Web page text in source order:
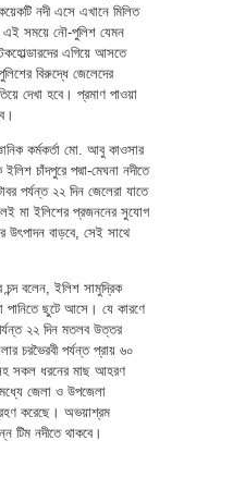
নদী এসে এখানে মিলিত
এই সময়ে নৌ-পুলিশ যেমন
এগিয়ে আসতে
বিরুদ্ধে জেলেদের
দেখা হবে। প্রমাণ পাওয়া
কর্মকর্তা মো. আবু কাওসার
চাঁদপুরে পদ্মা-মেঘনা নদীতে
পর্যন্ত ২২ দিন জেলেরা যাতে
মা ইলিশের প্রজননের সুযোগ
উৎপাদন বাড়বে, সেই সাথে
চন্দ বলেন, ইলিশ সামুদ্রিক
পানিতে ছুটে আসে। যে কারণে
২২ দিন মতলব উত্তর
চরভৈরবী পর্যন্ত প্রায় ৬০
সকল ধরনের মাছ আহরণ
জেলা ও উপজেলা
করেছে। অভয়াশ্রম
টিম নদীতে থাকবে।